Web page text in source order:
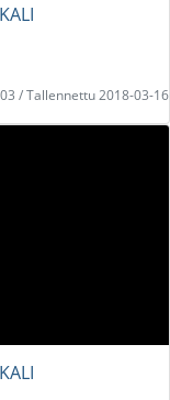
/ Tallennettu 2018-03-16